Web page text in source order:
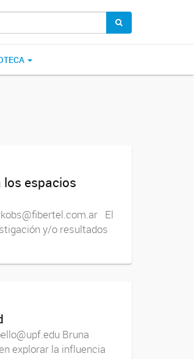
los espacios
El
y/o resultados
Bruna
explorar la influencia